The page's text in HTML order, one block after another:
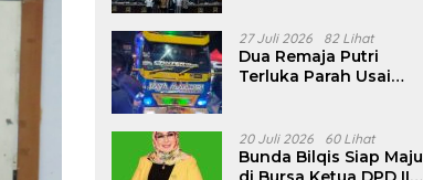
Pencalonan Diperjelas
27 Juli 2026 82 Lihat
Dua Remaja Putri
Terluka Parah Usai
Tanjungsari Sumedang
20 Juli 2026 60 Lihat
Bunda Bilqis Siap Maju